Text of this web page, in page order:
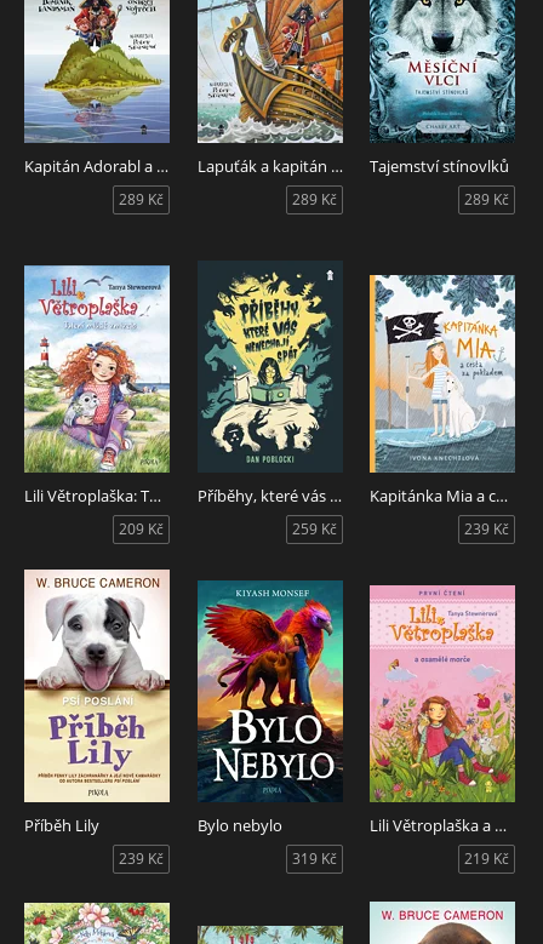
Kapitán Adorabl a Toulavý ostrov
289 Kč
Lapuťák a kapitán Adorabl
289 Kč
Tajemství stínovlků
289 Kč
Lili Větroplaška: Tulení mládě zmizelo!
209 Kč
Příběhy, které vás nenechají spát
259 Kč
Kapitánka Mia a cesta za pokladem
239 Kč
Příběh Lily
239 Kč
Bylo nebylo
319 Kč
Lili Větroplaška a osamělé morče
219 Kč